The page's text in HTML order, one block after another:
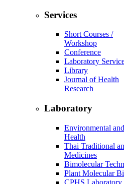
Services
Short Courses /
Workshop
Conference
Laboratory
Library
Journal of Health
Research
Laboratory
Environmental
Health
Thai Traditional
Medicines
Bimolecular
Plant Molecular
CPHS Laboratory